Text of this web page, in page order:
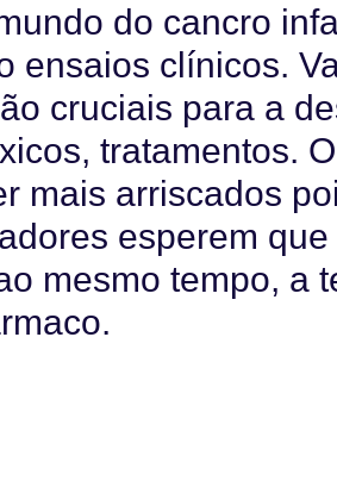
do cancro
ensaios clínicos.
cruciais para a
tratamentos.
mais arriscados
esperem
mesmo tempo, a